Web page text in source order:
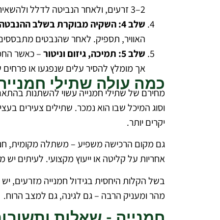
2–3 זרעים, ולאחר הנביטה לדלל ולהשאיר את הצמח החזק ביותר. פעולה זו מבטיחה צפיפות נכונה וצמיחה בריאה של כל שתיל.
שלב 4: השקיה מבוקרת בשלב ההנבטה
האוויר, תספיק. לאחר שהנבטים
שלב 5: תמיכה, גיזום וניטור
– כאשר
אך מומלץ להסיר עלים שנפגעו או פרחים
כמה עולה שתילי
מחירם של שתילי חמנייה עשוי להשתנות
וסוג המיכל שבו הוא נמכר. שתילים צעירים
יקרים יותר.
גם מקום הרכישה משפיע – משתלה מקומית, חנות
אחריות על קליטה או ייעוץ מקצועי. לעיתים
בשל הקלות היחסית בגידול חמנייה מזרעים,
מהר ומעניק הרבה – גם לגינה, גם למצב הרוח.